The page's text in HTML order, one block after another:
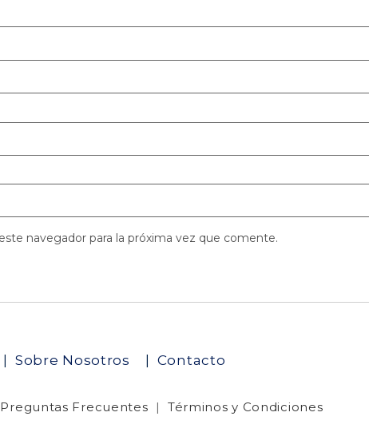
navegador para la próxima vez que comente.
|Sobre Nosotros Contacto
Preguntas Frecuentes | Términos y Condiciones